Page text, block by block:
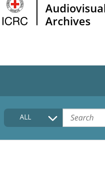
Archives
HOME
COLLECTIONS DESCRIPTION
ALL